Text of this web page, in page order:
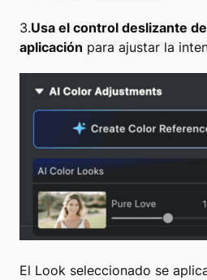
3.Usa el control deslizante
aplicación para ajustar la
El Look seleccionado se